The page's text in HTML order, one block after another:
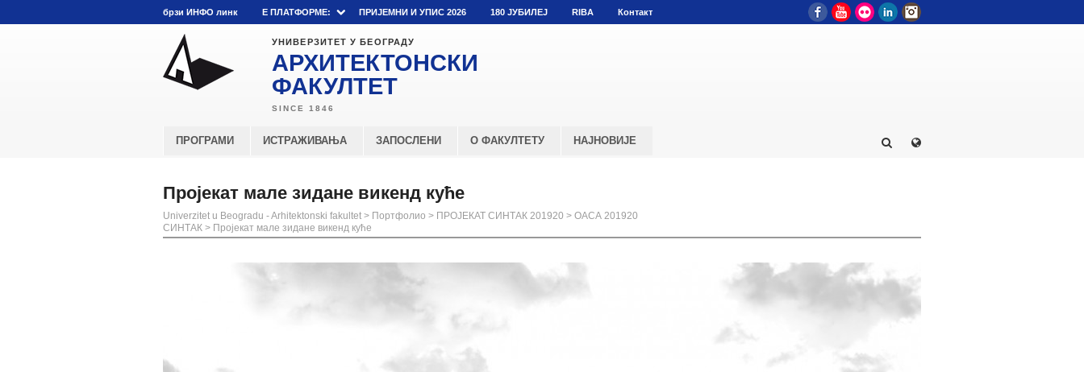
брзи ИНФО линк E ПЛАТФОРМЕ: ПРИЈЕМНИ И УПИС 2026 180 ЈУБИЛЕЈ RIBA Контакт FacebookYouTube
Flickr LinkedIn
УНИВЕРЗИТЕТ У БЕОГРАДУ
АРХИТЕКТОНСКИ
ФАКУЛТЕТ
ПРОГРАМИ ИСТРАЖИВАЊА ЗАПОСЛЕНИ О ФАКУЛТЕТУ НАЈНОВИЈЕ
Пројекат мале зидане викенд куће
Univerzitet u Beogradu - Arhitektonski fakultet > Портфолио > ПРОЈЕКАТ СИНТАК 201920 > ОАСА 201920
СИНТАК > Пројекат мале зидане викенд куће